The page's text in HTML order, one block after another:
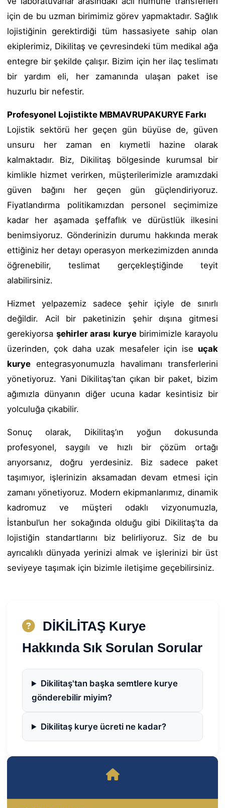
için de bu uzman birimimiz görev yapmaktadır. Sağlık
lojistiğinin gerektirdiği tüm hassasiyete sahip olan
ekiplerimiz, Dikilitaş ve çevresindeki tüm medikal ağa
entegre bir şekilde çalışır. Bizim için her ilaç teslimatı
bir yardım eli, her zamanında ulaşan paket ise
huzurlu bir nefestir.
Profesyonel Lojistikte MBMAVRUPAKURYE Farkı
Lojistik sektörü her geçen gün büyüse de, güven
unsuru her zaman en kıymetli hazine olarak
kalmaktadır. Biz, Dikilitaş bölgesinde kurumsal bir
kimlikle hizmet verirken, müşterilerimizle aramızdaki
güven bağını her geçen gün güçlendiriyoruz.
Fiyatlandırma politikamızdan personel seçimimize
kadar her aşamada şeffaflık ve dürüstlük ilkesini
benimsiyoruz. Gönderinizin durumu hakkında merak
ettiğiniz her detayı operasyon merkezimizden anında
öğrenebilir, teslimat gerçekleştiğinde teyit
alabilirsiniz.
Hizmet yelpazemiz sadece şehir içiyle de sınırlı
değildir. Acil bir paketinizin şehir dışına gitmesi
gerekiyorsa şehirler arası kuryebirimimizle karayolu
üzerinden, çok daha uzak mesafeler için ise uçak
kurye entegrasyonumuzla havalimanı transferlerini
yönetiyoruz. Yani Dikilitaş’tan çıkan bir paket, bizim
ağımızla dünyanın diğer ucuna kadar kesintisiz bir
yolculuğa çıkabilir.
Sonuç olarak, Dikilitaş’ın yoğun dokusunda
profesyonel, saygılı ve hızlı bir çözüm ortağı
arıyorsanız, doğru yerdesiniz. Biz sadece paket
taşımıyor, işlerinizin aksamadan devam etmesi için
zamanı yönetiyoruz. Modern ekipmanlarımız, dinamik
kadromuz ve müşteri odaklı vizyonumuzla,
İstanbul’un her sokağında olduğu gibi Dikilitaş’ta da
lojistiğin standartlarını biz belirliyoruz. Siz de bu
ayrıcalıklı dünyada yerinizi almak ve işlerinizi bir üst
seviyeye taşımak için bizimle iletişime geçebilirsiniz.
DİKİLİTAŞ Kurye
Hakkında Sık Sorulan Sorular
Dikilitaş'tan başka semtlere kurye
gönderebilir miyim?
Dikilitaş kurye ücreti ne kadar?